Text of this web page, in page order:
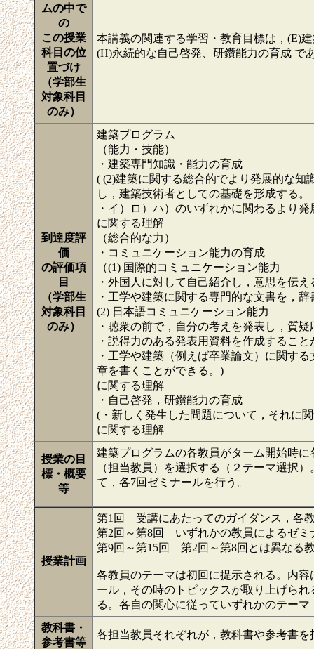
ムの中で
の
この授業
科目の位
置づけ
（学部生
対象科目
のみ）
本講義の関連する学習・教育目標は，(E)
(H)永続的な自己啓発、研鑽能力の育成 で
到達度評
価
の評価項
目
（学部生
対象科目
のみ）
建築プログラム
（能力・技能）
・建築専門知識・能力の育成
( (2)建築に関する総合的でより発展的な
し，建築技術者としての基礎を形成する。
・イ）ロ）ハ）のいずれかに関わるより
に関する理解
（総合的な力）
・コミュニケーション能力の育成
（(1) 国際的コミュニケーション能力
・外国人に対して自己紹介し，意思を伝
・工学や建築に関する専門的な文書を，
(2) 日本語コミュニケーション能力
・聴衆の前で，自分の考えを発表し，質
・説得力のある発表用資料を作成すること
・工学や建築（例えば卒業論文）に関す
章を書くことができる。)
に関する理解
・自己啓発，研鑚能力の育成
(・新しく発生した問題について，それに
に関する理解
授業の目
標・概要
等
建築プログラムの各教員がターム開始時
（担当教員）を選択する（２テーマ選択
て，各7回ゼミナールを行う。
授業計画
第1回 受講にあたってのガイダンス，各
第2回～第8回 いずれかの教員によるゼミ
第9回～第15回 第2回～第8回とは異なる
各教員のテーマは初回に提示される。内
ール，その時のトピックスが取り上げら
る。各自の関心に従っていずれかのテー
教科書・
参考書等
各担当教員それぞれが，教科書や参考書